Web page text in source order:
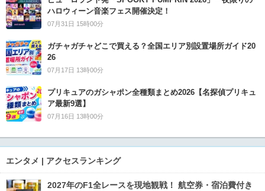
ハロウィーン音楽フェス開催決定！
07月31日 15時00分
ガチャガチャどこで買える？全国エリア別設置場所ガイド20
26
07月17日 13時00分
プリキュアのガシャポン全種類まとめ2026【名探偵プリキュ
ア最新9選】
07月16日 13時00分
エンタメ | アクセスランキング
2027年のF1全レースを現地観戦！ 航空券・宿泊費付き